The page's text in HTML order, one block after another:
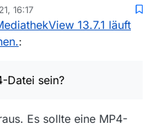
läuft nichts. Warum sollte es
sein? Die läuft bei mir
ich gefunden aber ich
nicht.
16:17
13.7.1 läuft
:
Datei sein?
Es sollte eine MP4-